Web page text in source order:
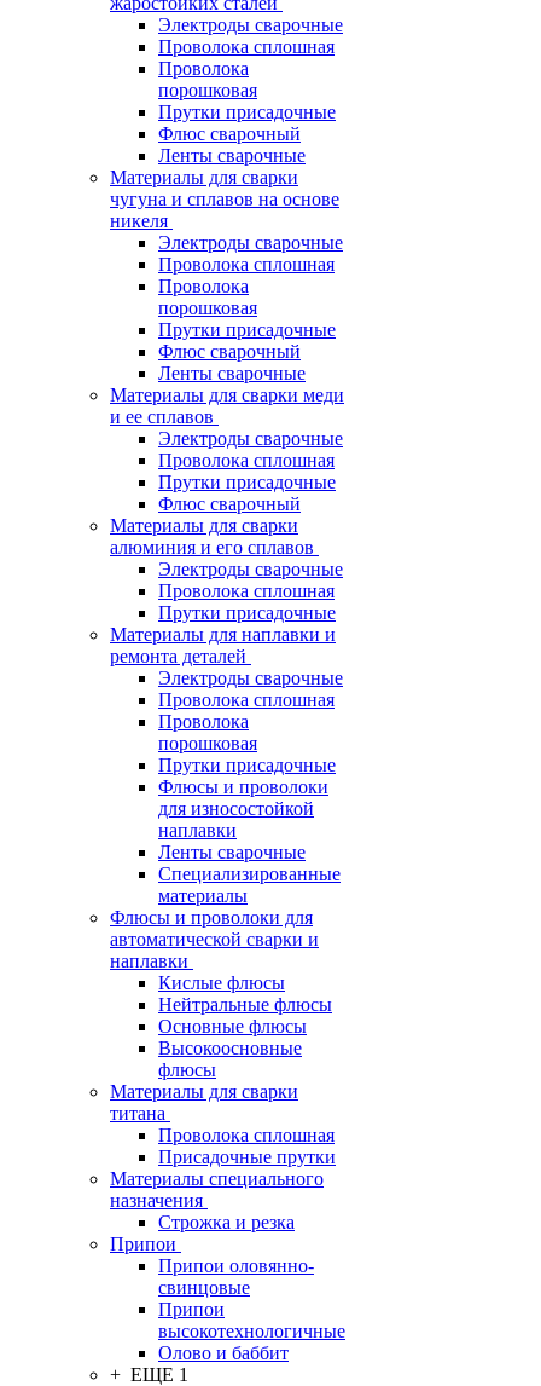
Электроды сварочные
Проволока сплошная
Проволока
порошковая
Прутки присадочные
Флюс сварочный
Ленты сварочные
Материалы для сварки
чугуна и сплавов на основе
никеля
Электроды сварочные
Проволока сплошная
Проволока
порошковая
Прутки присадочные
Флюс сварочный
Ленты сварочные
Материалы для сварки меди
и ее сплавов
Электроды сварочные
Проволока сплошная
Прутки присадочные
Флюс сварочный
Материалы для сварки
алюминия и его сплавов
Электроды сварочные
Проволока сплошная
Прутки присадочные
Материалы для наплавки и
ремонта деталей
Электроды сварочные
Проволока сплошная
Проволока
порошковая
Прутки присадочные
Флюсы и проволоки
для износостойкой
наплавки
Ленты сварочные
Специализированные
материалы
Флюсы и проволоки для
автоматической сварки и
наплавки
Кислые флюсы
Нейтральные флюсы
Основные флюсы
Высокоосновные
флюсы
Материалы для сварки
титана
Проволока сплошная
Присадочные прутки
Материалы специального
назначения
Строжка и резка
Припои
Припои оловянно-
свинцовые
Припои
высокотехнологичные
Олово и баббит
+ ЕЩЕ 1